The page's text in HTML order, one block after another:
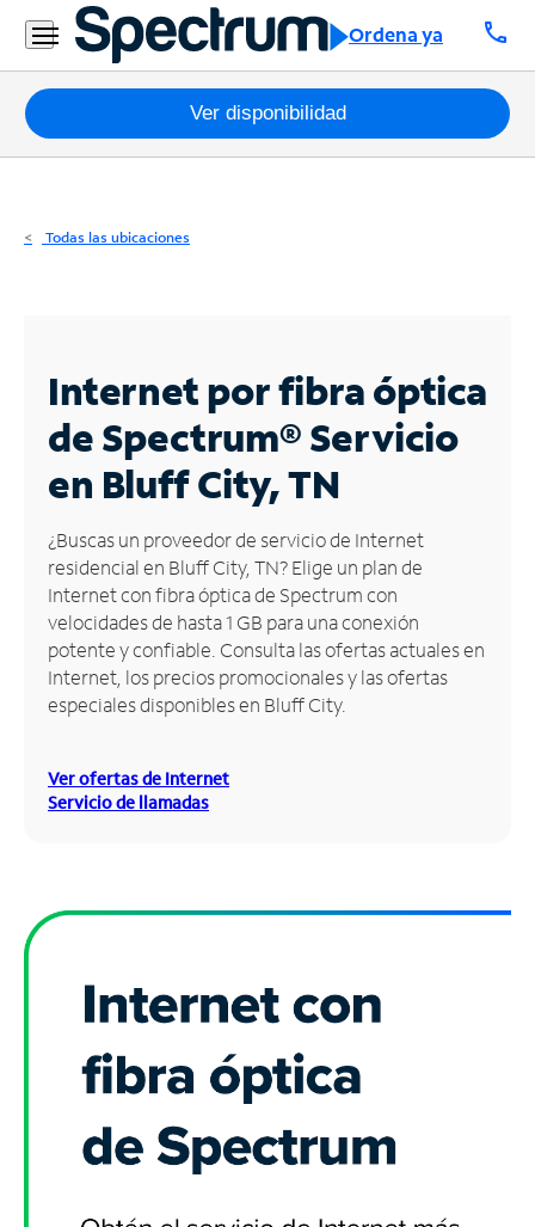
Ordena ya call
Residencial
Business
Paquetes
Internet
Business
Contáctanos
Inglés
Administrar
cuenta
Encuentra
una
tienda
Ver disponibilidad
Todas las ubicaciones
Internet por fibra óptica
de Spectrum®Servicio
en Bluff City, TN
¿Buscas un proveedor de servicio de Internet
residencial en Bluff City, TN? Elige un plan de
Internet con fibra óptica de Spectrum con
velocidades de hasta 1 GB para una conexión
potente y confiable. Consulta las ofertas actuales en
Internet, los precios promocionales y las ofertas
especiales disponibles en Bluff City.
Ver ofertas de Internet
Servicio de llamadas